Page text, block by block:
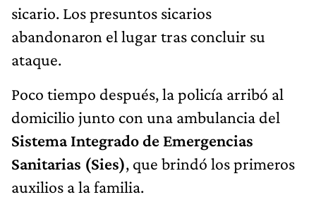
sicario. Los presuntos sicarios
abandonaron el lugar tras concluir su
ataque.
Poco tiempo después, la policía arribó al
domicilio junto con una ambulancia del
Sistema Integrado de Emergencias
Sanitarias (Sies), que brindó los primeros
auxilios a la familia.